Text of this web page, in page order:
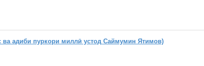
адиби пуркори миллӣ устод Саймумин Ятимов)